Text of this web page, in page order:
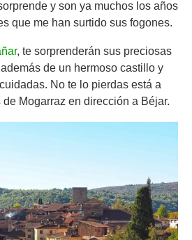
y son ya muchos los años
que me han surtido sus fogones.
, te sorprenderán sus preciosas
de un hermoso castillo y
No te lo pierdas está a
Mogarraz en dirección a Béjar.